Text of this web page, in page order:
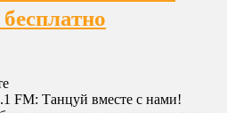
FM: Танцуй вместе с нами!